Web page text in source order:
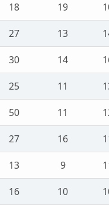
18 19
27 13
30 14
25 11
50 11
27 16
13 9
16 10